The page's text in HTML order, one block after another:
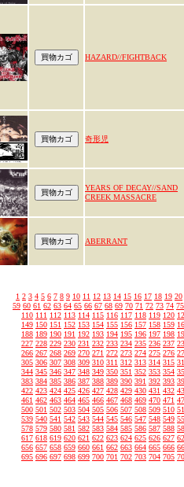
HAZARD//FIGHTBACK
奇形児
YEARS OF DECAY//SAND
CREEK MASSACRE
ABERRANT
1 2 3 4 5 6 7 8 9 10 11 12 13 14 15 16 17 18 19 20
59 60 61 62 63 64 65 66 67 68 69 70 71 72 73 74 75
110 111 112 113 114 115 116 117 118 119 120
149 150 151 152 153 154 155 156 157 158 159
188 189 190 191 192 193 194 195 196 197 198
227 228 229 230 231 232 233 234 235 236 237
266 267 268 269 270 271 272 273 274 275 276
305 306 307 308 309 310 311 312 313 314 315
344 345 346 347 348 349 350 351 352 353 354
383 384 385 386 387 388 389 390 391 392 393
422 423 424 425 426 427 428 429 430 431 432
461 462 463 464 465 466 467 468 469 470 471
500 501 502 503 504 505 506 507 508 509 510
539 540 541 542 543 544 545 546 547 548 549
578 579 580 581 582 583 584 585 586 587 588
617 618 619 620 621 622 623 624 625 626 627
656 657 658 659 660 661 662 663 664 665 666
695 696 697 698 699 700 701 702 703 704 705